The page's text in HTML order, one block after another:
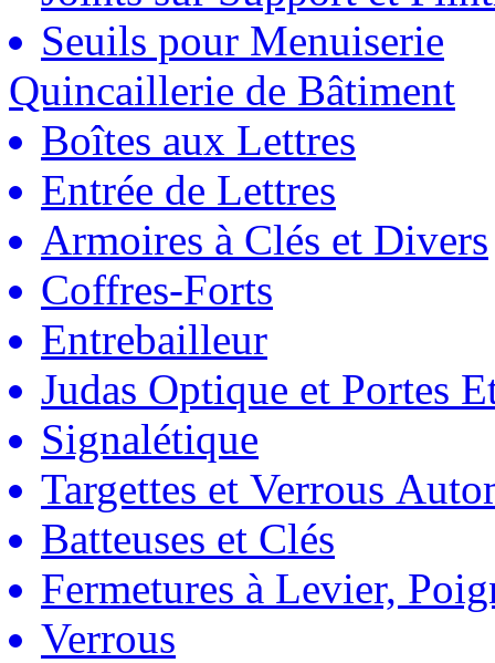
Seuils pour Menuiserie
Quincaillerie de Bâtiment
Boîtes aux Lettres
Entrée de Lettres
Armoires à Clés et Divers
Coffres-Forts
Entrebailleur
Judas Optique et Portes
Signalétique
Targettes et Verrous
Batteuses et Clés
Fermetures à Levier,
Verrous